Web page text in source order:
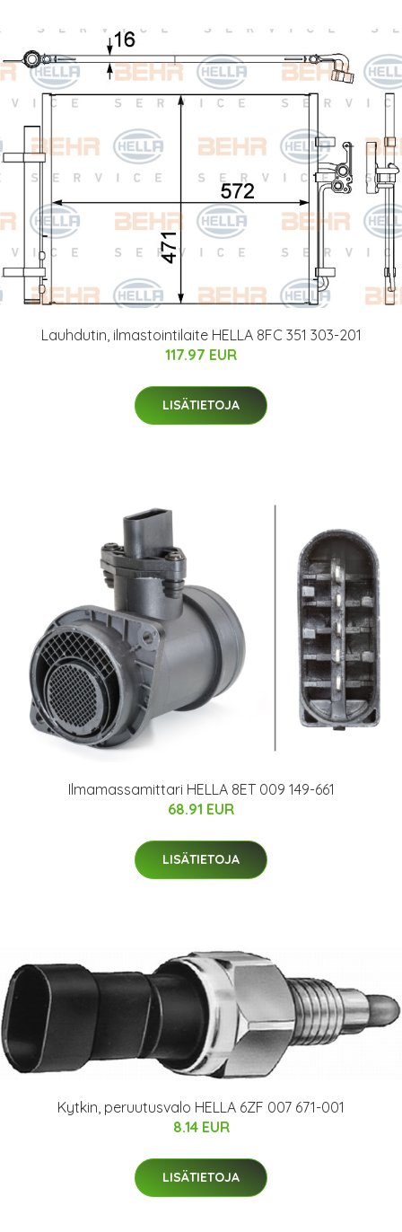
Lauhdutin, ilmastointilaite HELLA 8FC 351 303-201
117.97 EUR
LISÄTIETOJA
Ilmamassamittari HELLA 8ET 009 149-661
68.91 EUR
LISÄTIETOJA
Kytkin, peruutusvalo HELLA 6ZF 007 671-001
8.14 EUR
LISÄTIETOJA